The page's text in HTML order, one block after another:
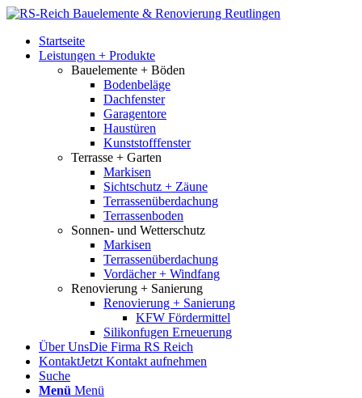
Startseite
Leistungen + Produkte
Bauelemente + Böden
Bodenbeläge
Dachfenster
Garagentore
Haustüren
Kunststofffenster
Terrasse + Garten
Markisen
Sichtschutz + Zäune
Terrassenüberdachung
Terrassenboden
Sonnen- und Wetterschutz
Markisen
Terrassenüberdachung
Vordächer + Windfang
Renovierung + Sanierung
Renovierung + Sanierung
KFW Fördermittel
Silikonfugen Erneuerung
Über UnsDie Firma RS Reich
KontaktJetzt Kontakt aufnehmen
Suche
Menü Menü